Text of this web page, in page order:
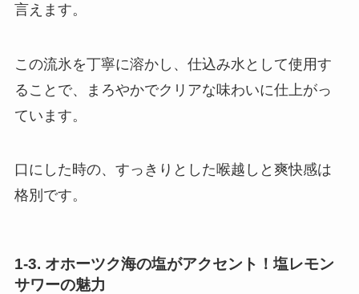
言えます。
この流氷を丁寧に溶かし、仕込み水として使用す
ることで、まろやかでクリアな味わいに仕上がっ
ています。
口にした時の、すっきりとした喉越しと爽快感は
格別です。
1-3. オホーツク海の塩がアクセント！塩レモン
サワーの魅力